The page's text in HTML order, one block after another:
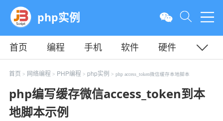
php实例
首页 编程 手机 软件
硬件
教程
平面 服务器
首页 > 网络编程 > PHP编程 > php实例 > php access_token微信缓存本地脚本
php编写缓存微信access_token到本
地脚本示例